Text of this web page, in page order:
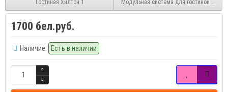
Гостиная Хилтон 1 Модульная система для гостиной
1700 бел.руб.
Наличие: Есть в наличии